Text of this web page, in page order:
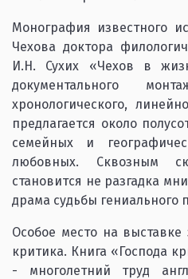
Монография известного
Чехова доктора
И.Н. Сухих «Чехов в
документального
хронологического,
предлагается около
семейных и
любовных. Сквозным
становится не разгадка
драма судьбы гениального
Особое место на
критика. Книга «Господа
- многолетний труд